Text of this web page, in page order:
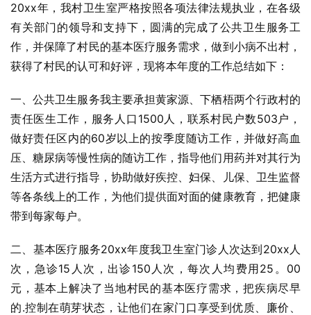
20xx年，我村卫生室严格按照各项法律法规执业，在各级
有关部门的领导和支持下，圆满的完成了公共卫生服务工
作，并保障了村民的基本医疗服务需求，做到小病不出村，
获得了村民的认可和好评，现将本年度的工作总结如下：
一、公共卫生服务我主要承担黄家源、下栖梧两个行政村的
责任医生工作，服务人口1500人，联系村民户数503户，
做好责任区内的60岁以上的按季度随访工作，并做好高血
压、糖尿病等慢性病的随访工作，指导他们用药并对其行为
生活方式进行指导，协助做好疾控、妇保、儿保、卫生监督
等各条线上的工作，为他们提供面对面的健康教育，把健康
带到每家每户。
二、基本医疗服务20xx年度我卫生室门诊人次达到20xx人
次，急诊15人次，出诊150人次，每次人均费用25。00
元，基本上解决了当地村民的基本医疗需求，把疾病尽早
的.控制在萌芽状态，让他们在家门口享受到优质、廉价、